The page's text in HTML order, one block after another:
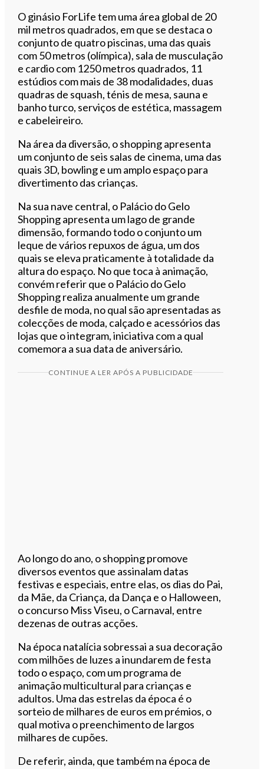
O ginásio ForLife tem uma área global de 20
mil metros quadrados, em que se destaca o
conjunto de quatro piscinas, uma das quais
com 50 metros (olímpica), sala de musculação
e cardio com 1250 metros quadrados, 11
estúdios com mais de 38 modalidades, duas
quadras de squash, ténis de mesa, sauna e
banho turco, serviços de estética, massagem
e cabeleireiro.
Na área da diversão, o shopping apresenta
um conjunto de seis salas de cinema, uma das
quais 3D, bowling e um amplo espaço para
divertimento das crianças.
Na sua nave central, o Palácio do Gelo
Shopping apresenta um lago de grande
dimensão, formando todo o conjunto um
leque de vários repuxos de água, um dos
quais se eleva praticamente à totalidade da
altura do espaço. No que toca à animação,
convém referir que o Palácio do Gelo
Shopping realiza anualmente um grande
desfile de moda, no qual são apresentadas as
colecções de moda, calçado e acessórios das
lojas que o integram, iniciativa com a qual
comemora a sua data de aniversário.
CONTINUE A LER APÓS A PUBLICIDADE
Ao longo do ano, o shopping promove
diversos eventos que assinalam datas
festivas e especiais, entre elas, os dias do Pai,
da Mãe, da Criança, da Dança e o Halloween,
o concurso Miss Viseu, o Carnaval, entre
dezenas de outras acções.
Na época natalícia sobressai a sua decoração
com milhões de luzes a inundarem de festa
todo o espaço, com um programa de
animação multicultural para crianças e
adultos. Uma das estrelas da época é o
sorteio de milhares de euros em prémios, o
qual motiva o preenchimento de largos
milhares de cupões.
De referir, ainda, que também na época de